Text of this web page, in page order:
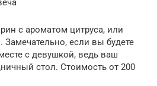
с ароматом цитруса, или
Замечательно, если вы будете
с девушкой, ведь ваш
стол. Стоимость от 200